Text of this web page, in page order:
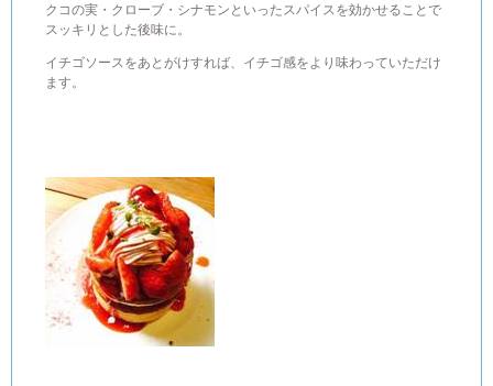
クコの実・クローブ・シナモンといったスパイスを効かせることで
スッキリとした後味に。
イチゴソースをあとがけすれば、イチゴ感をより味わっていただけ
ます。